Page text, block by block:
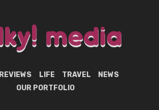
REVIEWS LIFE TRAVEL
NEWS
OUR PORTFOLIO